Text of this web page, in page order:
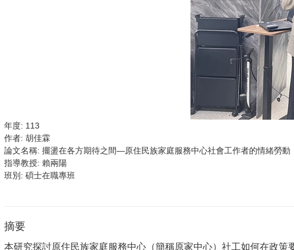
年度: 113
作者: 胡佳霖
論文名稱: 擺盪在各方期待之間―原住民族家庭服務中心社會工作者的情緒勞動
指導教授: 賴兩陽
班別: 碩士在職專班
摘要
本研究探討原住民族家庭服務中心（簡稱原家中心）社工如何在政